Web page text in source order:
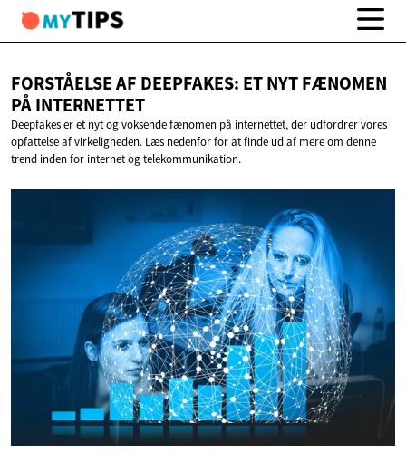
FORSTÅELSE AF DEEPFAKES: ET NYT FÆNOMEN
PÅ INTERNETTET
Deepfakes er et nyt og voksende fænomen på internettet, der udfordrer vores
opfattelse af virkeligheden. Læs nedenfor for at finde ud af mere om denne
trend inden for internet og telekommunikation.